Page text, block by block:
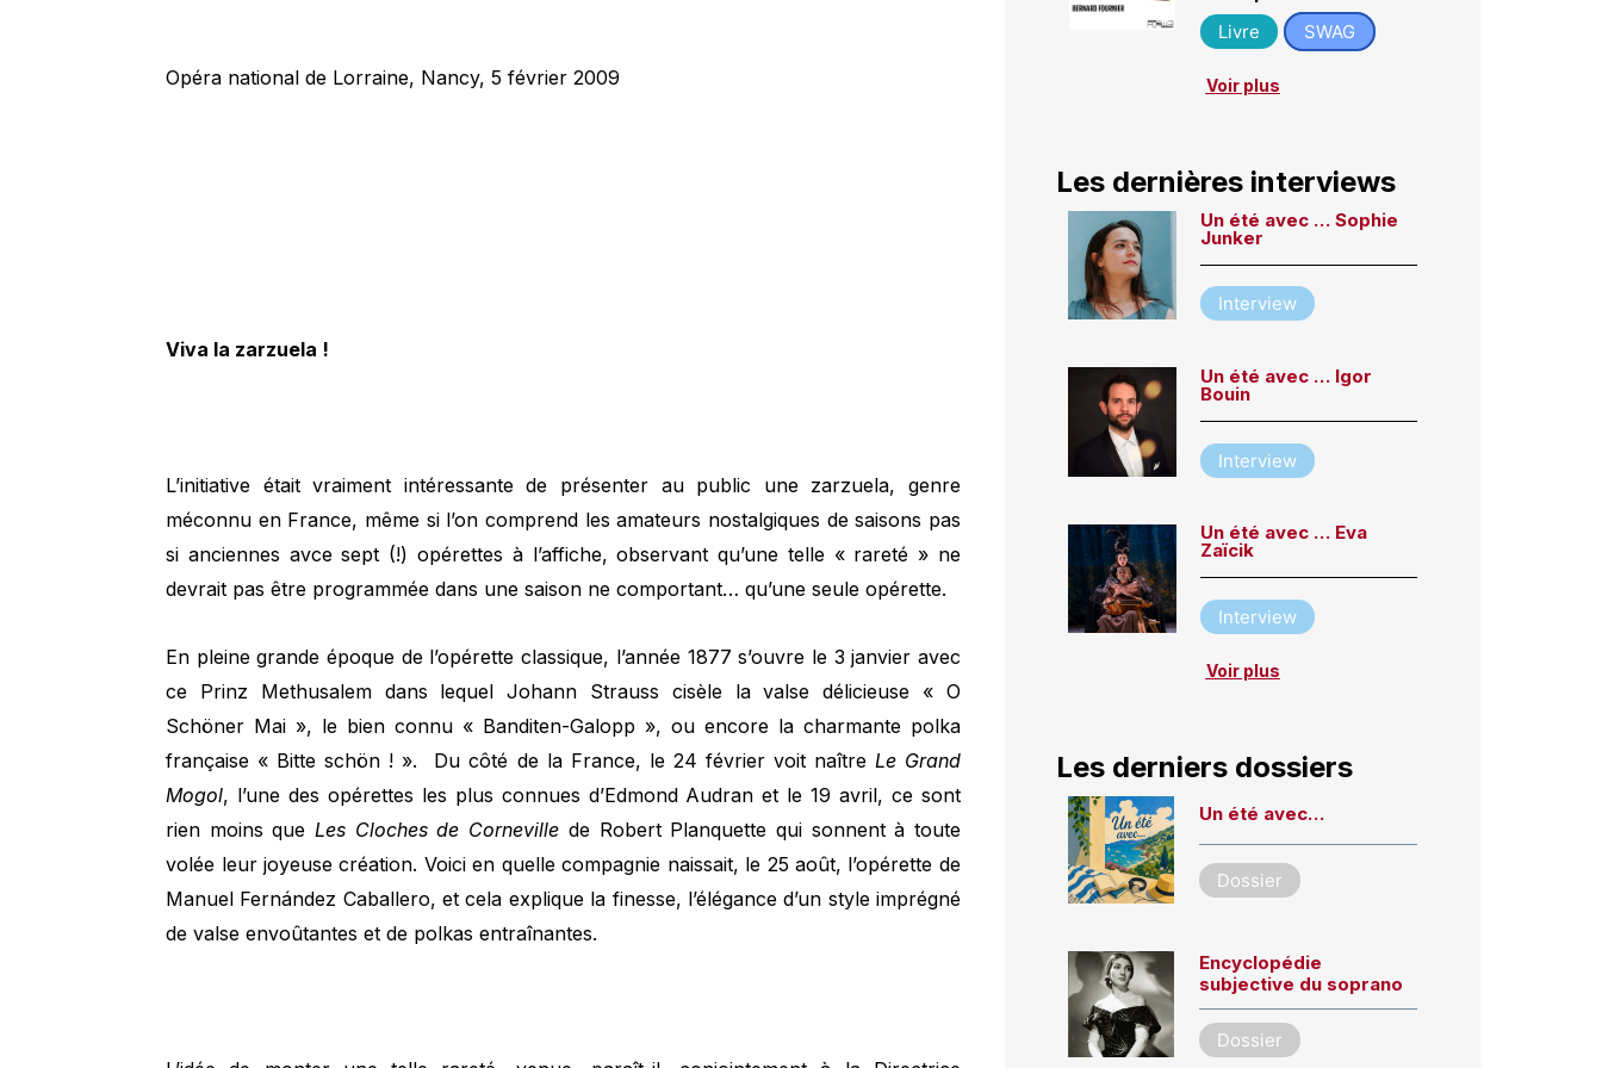
Opéra national de Lorraine, Nancy, 5 février 2009
Viva la zarzuela !
L’initiative était vraiment intéressante de présenter au public une zarzuela, genre
méconnu en France, même si l’on comprend les amateurs nostalgiques de saisons pas
si anciennes avce sept (!) opérettes à l’affiche, observant qu’une telle « rareté » ne
devrait pas être programmée dans une saison ne comportant… qu’une seule opérette.
En pleine grande époque de l’opérette classique, l’année 1877 s’ouvre le 3 janvier avec
ce Prinz Methusalem dans lequel Johann Strauss cisèle la valse délicieuse « O
Schöner Mai », le bien connu « Banditen-Galopp », ou encore la charmante polka
française « Bitte schön ! ». Du côté de la France, le 24 février voit naître Le Grand
Mogol, l’une des opérettes les plus connues d’Edmond Audran et le 19 avril, ce sont
rien moins queLes Cloches de Corneville de Robert Planquette qui sonnent à toute
volée leur joyeuse création. Voici en quelle compagnie naissait, le 25 août, l’opérette de
Manuel Fernández Caballero, et cela explique la finesse, l’élégance d’un style imprégné
de valse envoûtantes et de polkas entraînantes.
Livre
SWAG
Voir plus
Les dernières interviews
Un été avec … Sophie
Junker
Interview
Un été avec … Igor
Bouin
Interview
Un été avec … Eva
Zaïcik
Interview
Voir plus
Les derniers dossiers
Un été avec…
Dossier
Encyclopédie
subjective du soprano
Dossier